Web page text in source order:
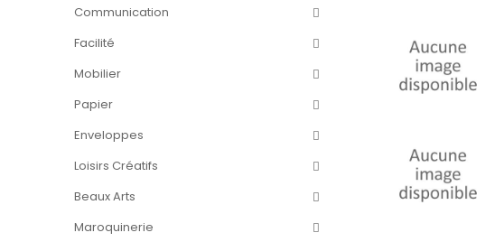
Communication
Facilité
Mobilier
Papier
Enveloppes
Loisirs Créatifs
Beaux Arts
Maroquinerie